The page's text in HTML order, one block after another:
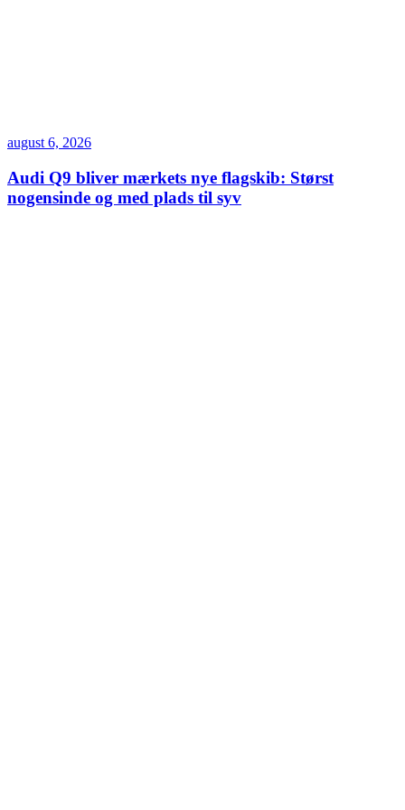
august 6, 2026
Audi Q9 bliver mærkets nye flagskib: Størst
nogensinde og med plads til syv